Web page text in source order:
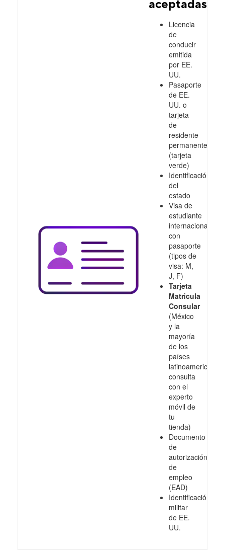
aceptadas
Licencia
de
conducir
emitida
por EE.
UU.
Pasaporte
de EE.
UU. o
tarjeta
de
residente
permanente
(tarjeta
verde)
Identificación
del
estado
Visa de
estudiante
internacional
con
pasaporte
(tipos de
visa: M,
J, F)
Tarjeta
Matricula
Consular
(México
y la
mayoría
de los
países
latinoamericanos,
consulta
con el
experto
móvil de
tu
tienda)
Documento
de
autorización
de
empleo
(EAD)
Identificación
militar
de EE.
UU.